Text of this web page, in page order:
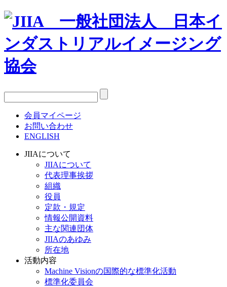
会員マイページ
お問い合わせ
ENGLISH
JIIAについて
JIIAについて
代表理事挨拶
組織
役員
定款・規定
情報公開資料
主な関連団体
JIIAのあゆみ
所在地
活動内容
Machine Visionの国際的な標準化活動
標準化委員会